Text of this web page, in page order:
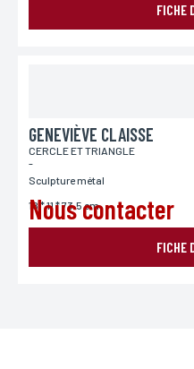
FICHE
GENEVIÈVE CLAISSE
CERCLE ET TRIANGLE
-
Sculpture métal
18 * 11 * 73.5 cm
Nous contacter
FICHE